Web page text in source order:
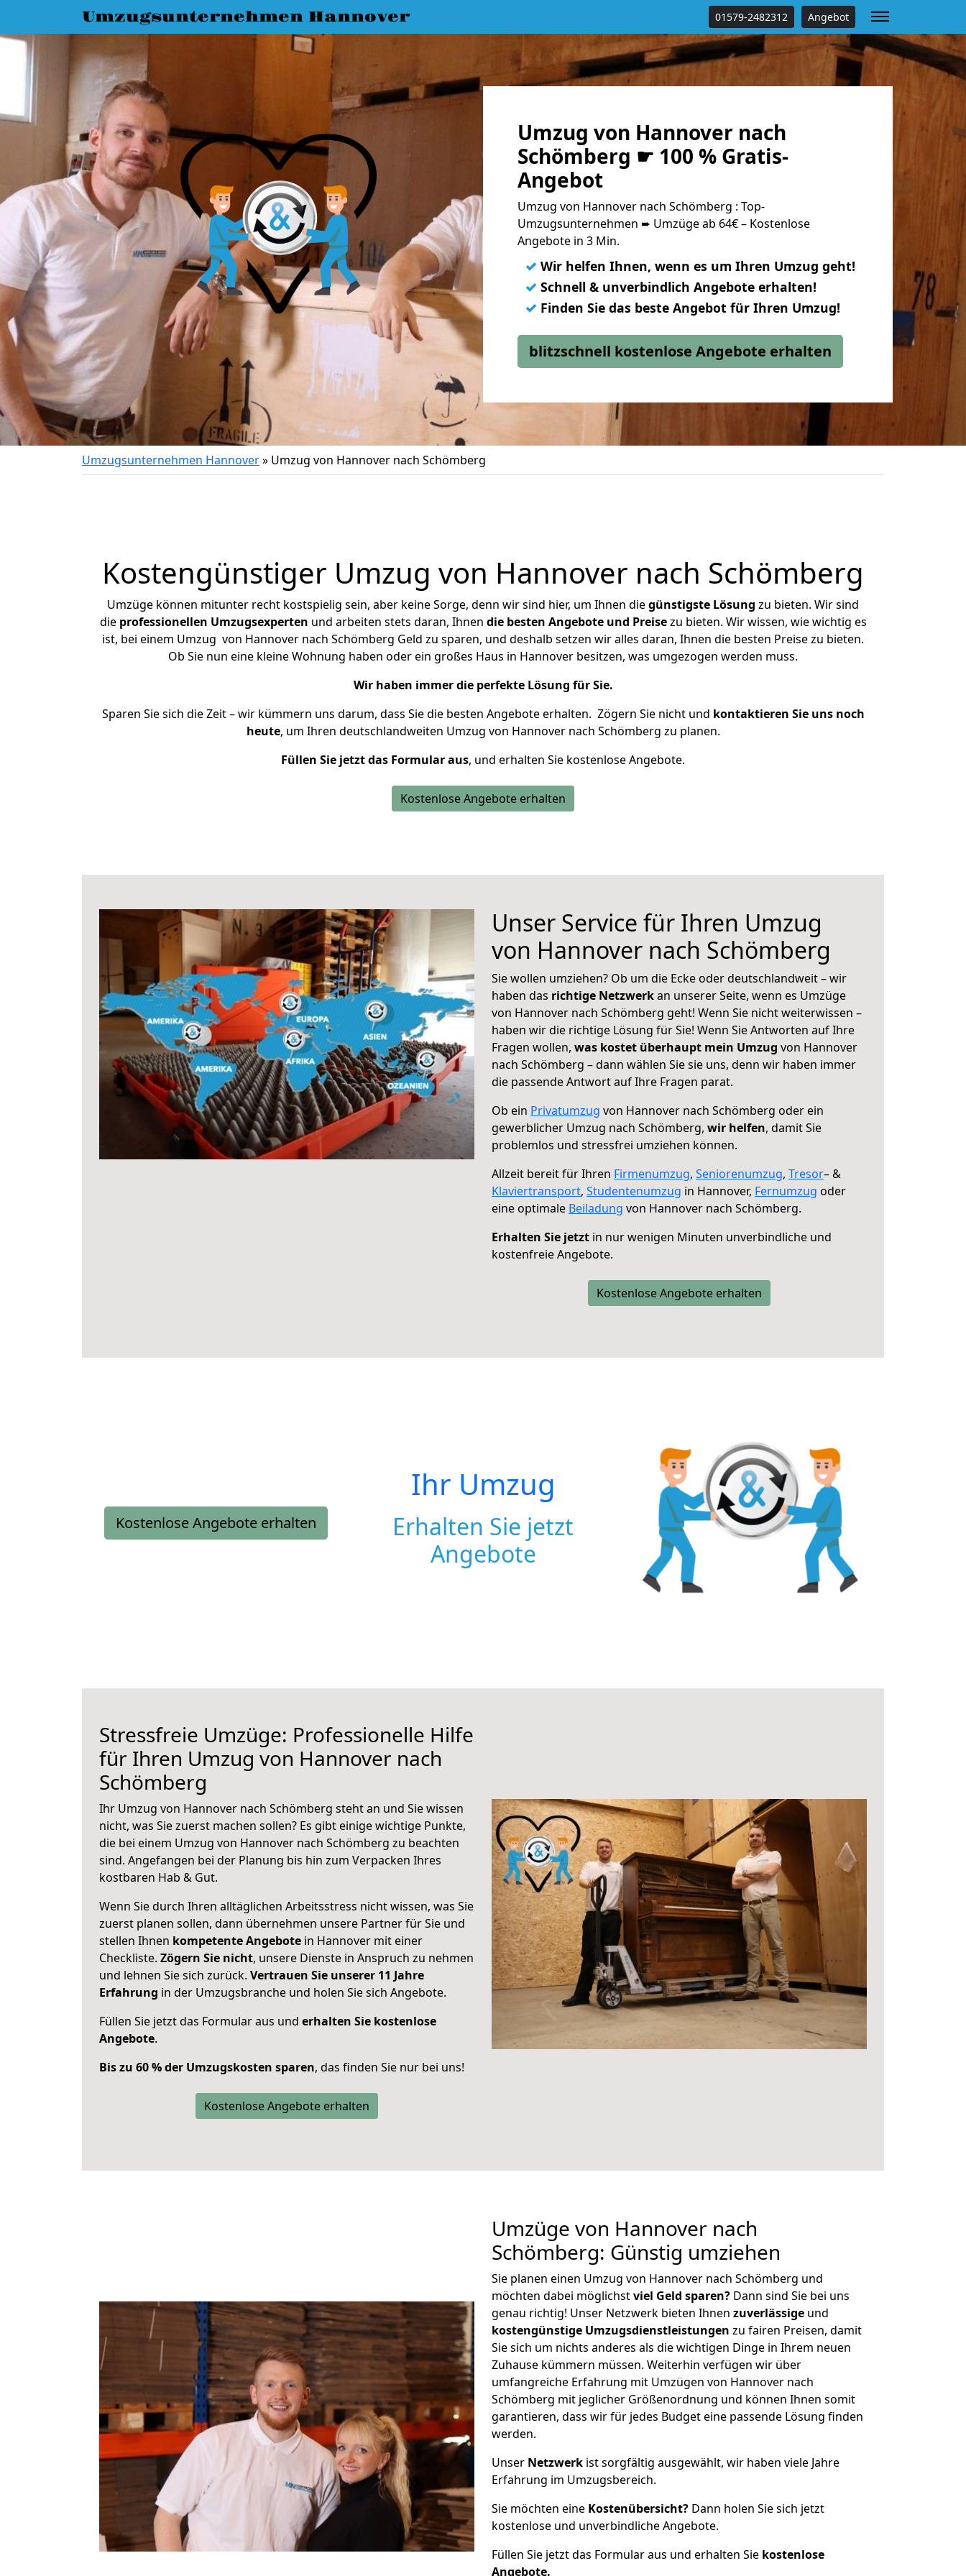
Umzugsunternehmen Hannover 01579-2482312 Angebot
Umzug von Hannover nach
Schömberg ☛ 100 % Gratis-
Angebot
Umzug von Hannover nach Schömberg : Top-
Umzugsunternehmen ➨ Umzüge ab 64€ – Kostenlose
Angebote in 3 Min.
✓ Wir helfen Ihnen, wenn es um Ihren Umzug geht!
✓ Schnell & unverbindlich Angebote erhalten!
✓ Finden Sie das beste Angebot für Ihren Umzug!
blitzschnell kostenlose Angebote erhalten
Umzugsunternehmen Hannover» Umzug von Hannover nach Schömberg
Kostengünstiger Umzug von Hannover nach Schömberg
Umzüge können mitunter recht kostspielig sein, aber keine Sorge, denn wir sind hier, um Ihnen diegünstigste Lösung zu bieten. Wir sind
die professionellen Umzugsexperten und arbeiten stets daran, Ihnen die besten Angebote und Preisezu bieten. Wir wissen, wie wichtig es
ist, bei einem Umzug von Hannover nach Schömberg Geld zu sparen, und deshalb setzen wir alles daran, Ihnen die besten Preise zu bieten.
Ob Sie nun eine kleine Wohnung haben oder ein großes Haus in Hannover besitzen, was umgezogen werden muss.
Wir haben immer die perfekte Lösung für Sie.
Sparen Sie sich die Zeit – wir kümmern uns darum, dass Sie die besten Angebote erhalten. Zögern Sie nicht und kontaktieren Sie uns noch
heute, um Ihren deutschlandweiten Umzug von Hannover nach Schömberg zu planen.
Füllen Sie jetzt das Formular aus, und erhalten Sie kostenlose Angebote.
Kostenlose Angebote erhalten
Unser Service für Ihren Umzug
von Hannover nach Schömberg
Sie wollen umziehen? Ob um die Ecke oder deutschlandweit – wir
haben das richtige Netzwerkan unserer Seite, wenn es Umzüge
von Hannover nach Schömberg geht! Wenn Sie nicht weiterwissen –
haben wir die richtige Lösung für Sie! Wenn Sie Antworten auf Ihre
Fragen wollen, was kostet überhaupt mein Umzug von Hannover
nach Schömberg – dann wählen Sie sie uns, denn wir haben immer
die passende Antwort auf Ihre Fragen parat.
Ob ein Privatumzug von Hannover nach Schömberg oder ein
gewerblicher Umzug nach Schömberg, wir helfen, damit Sie
problemlos und stressfrei umziehen können.
Allzeit bereit für Ihren Firmenumzug, Seniorenumzug, Tresor– &
Klaviertransport, Studentenumzug in Hannover, Fernumzug oder
eine optimale Beiladung von Hannover nach Schömberg.
Erhalten Sie jetzt in nur wenigen Minuten unverbindliche und
kostenfreie Angebote.
Kostenlose Angebote erhalten
Kostenlose Angebote erhalten
Ihr Umzug
Erhalten Sie jetzt
Angebote
Stressfreie Umzüge: Professionelle Hilfe
für Ihren Umzug von Hannover nach
Schömberg
Ihr Umzug von Hannover nach Schömberg steht an und Sie wissen
nicht, was Sie zuerst machen sollen? Es gibt einige wichtige Punkte,
die bei einem Umzug von Hannover nach Schömberg zu beachten
sind. Angefangen bei der Planung bis hin zum Verpacken Ihres
kostbaren Hab & Gut.
Wenn Sie durch Ihren alltäglichen Arbeitsstress nicht wissen, was Sie
zuerst planen sollen, dann übernehmen unsere Partner für Sie und
stellen Ihnen kompetente Angebote in Hannover mit einer
Checkliste. Zögern Sie nicht, unsere Dienste in Anspruch zu nehmen
und lehnen Sie sich zurück. Vertrauen Sie unserer 11 Jahre
Erfahrung in der Umzugsbranche und holen Sie sich Angebote.
Füllen Sie jetzt das Formular aus und erhalten Sie kostenlose
Angebote.
Bis zu 60 % der Umzugskosten sparen, das finden Sie nur bei uns!
Kostenlose Angebote erhalten
Umzüge von Hannover nach
Schömberg: Günstig umziehen
Sie planen einen Umzug von Hannover nach Schömberg und
möchten dabei möglichstviel Geld sparen? Dann sind Sie bei uns
genau richtig! Unser Netzwerk bieten Ihnen zuverlässige und
kostengünstige Umzugsdienstleistungen zu fairen Preisen, damit
Sie sich um nichts anderes als die wichtigen Dinge in Ihrem neuen
Zuhause kümmern müssen. Weiterhin verfügen wir über
umfangreiche Erfahrung mit Umzügen von Hannover nach
Schömberg mit jeglicher Größenordnung und können Ihnen somit
garantieren, dass wir für jedes Budget eine passende Lösung finden
werden.
Unser Netzwerk ist sorgfältig ausgewählt, wir haben viele Jahre
Erfahrung im Umzugsbereich.
Sie möchten eine Kostenübersicht? Dann holen Sie sich jetzt
kostenlose und unverbindliche Angebote.
Füllen Sie jetzt das Formular aus und erhalten Sie kostenlose
Angebote.